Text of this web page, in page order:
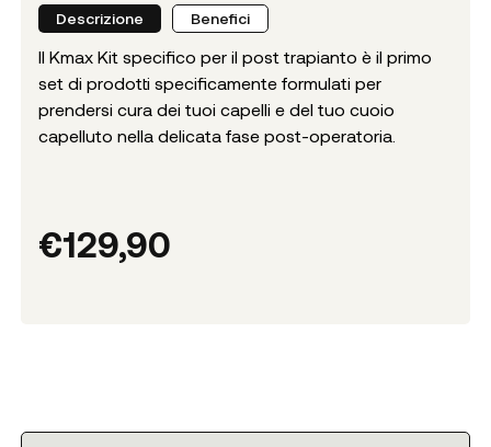
Descrizione Benefici
Il Kmax Kit specifico per il post trapianto è il primo
set di prodotti specificamente formulati per
prendersi cura dei tuoi capelli e del tuo cuoio
capelluto nella delicata fase post-operatoria.
€129,90